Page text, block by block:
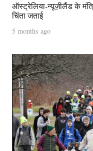
ऑस्ट्रेलिया-न्यूज़ीलैंड के
चिंता जताई
5 months ago